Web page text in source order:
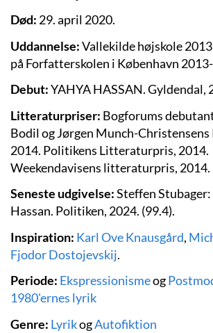
Død: 29. april 2020.
Uddannelse:Vallekilde højskole
på Forfatterskolen i København
Debut:YAHYA HASSAN. Gyldendal,
Litteraturpriser: Bogforums
Bodil og Jørgen Munch-
2014. Politikens Litteraturpris, 2014.
Weekendavisens litteraturpris, 2014.
Seneste udgivelse:Steffen
Hassan. Politiken, 2024. (99.4).
Inspiration: Karl Ove Knausgård,
Fjodor Dostojevskij.
Periode: Ekspressionismeog
1980'ernes lyrik
Genre: LyrikogAutofiktion